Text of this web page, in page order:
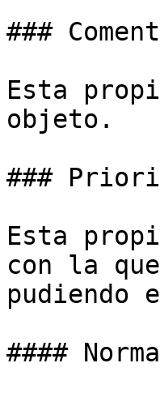
###
Esta
objeto.
###
Esta
con la
####